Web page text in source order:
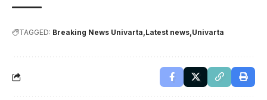
TAGGED: Breaking News Univarta Latest news Univarta